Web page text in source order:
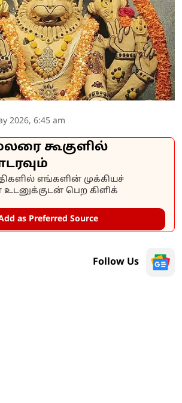
2026, 6:45 am
கூகுளில்
எங்களின் முக்கியச்
பெற கிளிக்
as Preferred Source
Follow Us